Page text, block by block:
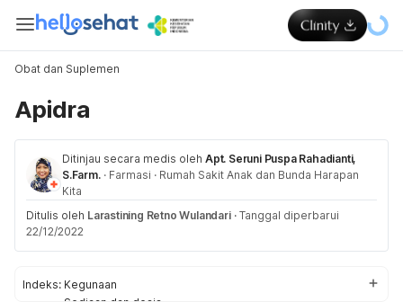
Obat dan Suplemen
Apidra
Ditinjau secara medis oleh Apt. Seruni Puspa Rahadianti,
S.Farm. · Farmasi · Rumah Sakit Anak dan Bunda Harapan
Kita
Ditulis oleh Larastining Retno Wulandari · Tanggal diperbarui
22/12/2022
Indeks: Kegunaan